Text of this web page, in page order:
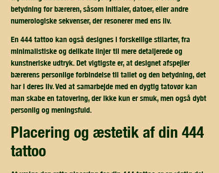
betydning for bæreren, såsom initialer, datoer, eller andre
numerologiske sekvenser, der resonerer med ens liv.
En 444 tattoo kan også designes i forskellige stilarter, fra
minimalistiske og delikate linjer til mere detaljerede og
kunstneriske udtryk. Det vigtigste er, at designet afspejler
bærerens personlige forbindelse til tallet og den betydning, det
har i deres liv. Ved at samarbejde med en dygtig tatovør kan
man skabe en tatovering, der ikke kun er smuk, men også dybt
personlig og meningsfuld.
placering og æstetik af din 444
tattoo